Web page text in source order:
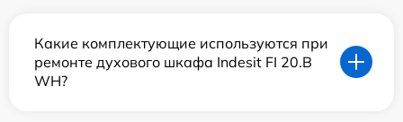
Какие комплектующие используются при
ремонте духового шкафа Indesit FI 20.B
WH?